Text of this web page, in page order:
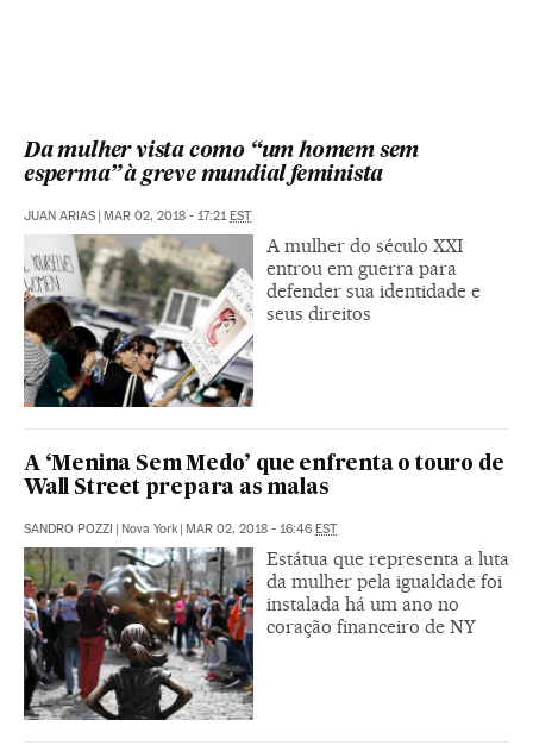
Da mulher vista como “um homem sem
esperma” à greve mundial feminista
JUAN ARIAS | MAR 02, 2018 - 17:21 EST
A mulher do século XXI
entrou em guerra para
defender sua identidade e
seus direitos
A ‘Menina Sem Medo’ que enfrenta o touro de
Wall Street prepara as malas
SANDRO POZZI | Nova York | MAR 02, 2018 - 16:46 EST
Estátua que representa a luta
da mulher pela igualdade foi
instalada há um ano no
coração financeiro de NY